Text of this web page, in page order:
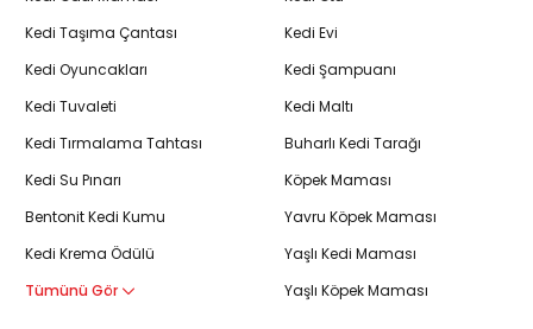
Kedi Taşıma Çantası
Kedi Oyuncakları
Kedi Tuvaleti
Kedi Tırmalama Tahtası
Kedi Su Pınarı
Bentonit Kedi Kumu
Kedi Krema Ödülü
Tümünü Gör
Kedi Evi
Kedi Şampuanı
Kedi Maltı
Buharlı Kedi Tarağı
Köpek Maması
Yavru Köpek Maması
Yaşlı Kedi Maması
Yaşlı Köpek Maması